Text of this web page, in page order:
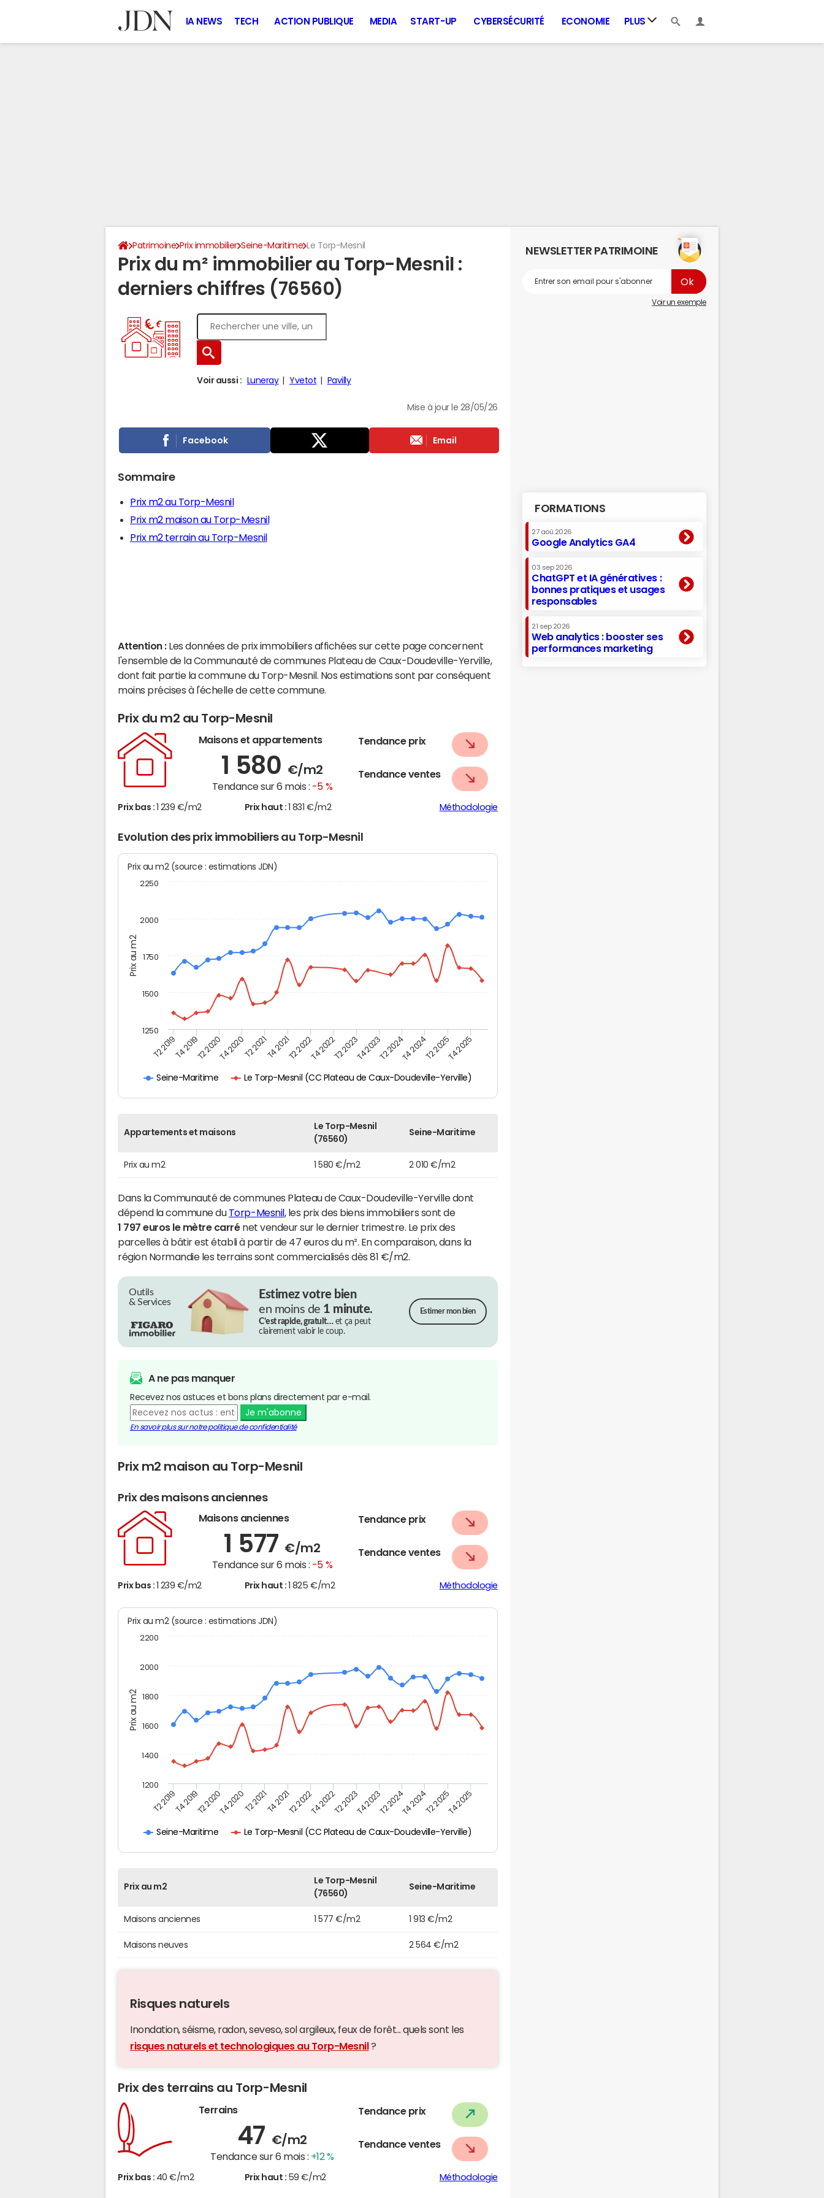
IA NEWS TECH ACTION PUBLIQUE MEDIA START-UP CYBERSÉCURITÉ ECONOMIE PLUS
Patrimoine Prix immobilier Seine-Maritime Le Torp-Mesnil
Prix du m² immobilier au Torp-Mesnil :
derniers chiffres (76560)
Voir aussi : Luneray Yvetot Pavilly
Mise à jour le 28/05/26
Facebook Email
Sommaire
Prix m2 au Torp-Mesnil
Prix m2 maison au Torp-Mesnil
Prix m2 terrain au Torp-Mesnil
Attention : Les données de prix immobiliers affichées sur cette page concernent
l'ensemble de la Communauté de communes Plateau de Caux-Doudeville-Yerville,
dont fait partie la commune du Torp-Mesnil. Nos estimations sont par conséquent
moins précises à l'échelle de cette commune.
Prix du m2 au Torp-Mesnil
Maisons et appartements
1 580 €/m2
Tendance sur 6 mois : -5 %
Tendance prix
Tendance ventes
Prix bas : 1 239 €/m2 Prix haut : 1 831 €/m2 Méthodologie
Evolution des prix immobiliers au Torp-Mesnil
Prix au m2
Prix au m2 (source : estimations JDN)
Seine-Maritime Le Torp-Mesnil (CC Plateau de Caux-Doudeville-Yerville)
T2 2019T4 2019T2 2020T4 2020T2 2021T4 2021T2 2022T4 2022T2 2023T4 2023T2 2024T4 2024T2 2025T4 2025
2000
1250
1500
1750
2250
Appartements et maisons
Le Torp-Mesnil
(76560)
Seine-Maritime
Prix au m2 1 580 €/m2 2 010 €/m2
Dans la Communauté de communes Plateau de Caux-Doudeville-Yerville dont
dépend la commune du Torp-Mesnil , les prix des biens immobiliers sont de
1 797 euros le mètre carrénet vendeur sur le dernier trimestre. Le prix des
parcelles à bâtir est établi à partir de 47 euros du m². En comparaison, dans la
région Normandie les terrains sont commercialisés dès 81 €/m2.
Outils
& Services
Estimez votre bien
en moins de 1 minute.
C’est rapide, gratuit…et ça peut
clairement valoir le coup.
Estimer mon bien
A ne pas manquer
Recevez nos astuces et bons plans directement par e-mail.
Je m'abonne
En savoir plus sur notre politique de confidentialité
Prix m2 maison au Torp-Mesnil
Prix des maisons anciennes
Maisons anciennes
1 577 €/m2
Tendance sur 6 mois : -5 %
Tendance prix
Tendance ventes
Prix bas : 1 239 €/m2 Prix haut : 1 825 €/m2 Méthodologie
Prix au m2
Prix au m2 (source : estimations JDN)
Seine-Maritime Le Torp-Mesnil (CC Plateau de Caux-Doudeville-Yerville)
T2 2019T4 2019T2 2020T4 2020T2 2021T4 2021T2 2022T4 2022T2 2023T4 2023T2 2024T4 2024T2 2025T4 2025
1200
1400
1600
1800
2000
2200
Prix au m2
Le Torp-Mesnil
(76560)
Seine-Maritime
Maisons anciennes 1 577 €/m2 1 913 €/m2
Maisons neuves 2 564 €/m2
Risques naturels
Inondation, séisme, radon, seveso, sol argileux, feux de forêt... quels sont les
risques naturels et technologiques au Torp-Mesnil ?
Prix des terrains au Torp-Mesnil
Terrains
47 €/m2
Tendance sur 6 mois : +12 %
Tendance prix
Tendance ventes
Prix bas : 40 €/m2 Prix haut : 59 €/m2 Méthodologie
NEWSLETTER PATRIMOINE
Voir un exemple
FORMATIONS
27 aoû 2026
Google Analytics GA4
03 sep 2026
ChatGPT et IA génératives :
bonnes pratiques et usages
responsables
21 sep 2026
Web analytics : booster ses
performances marketing